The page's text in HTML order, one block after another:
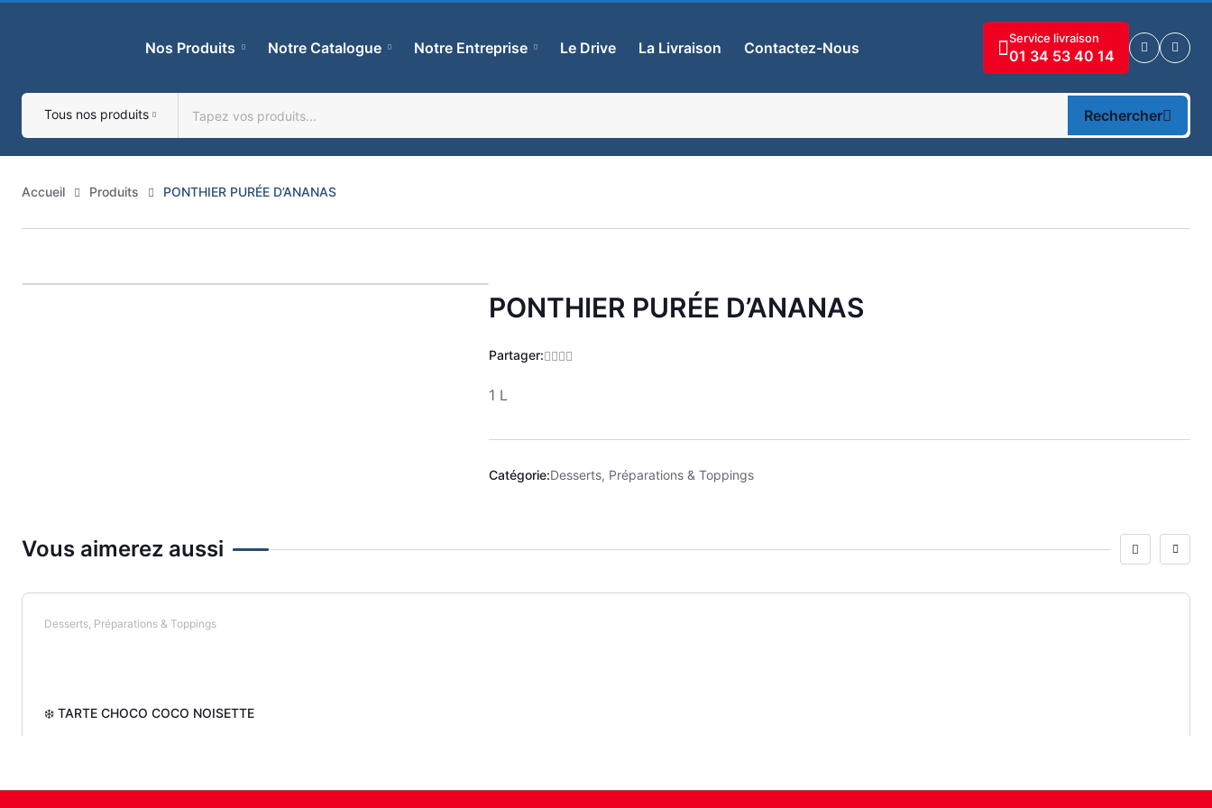
Nos Produits Notre Catalogue Notre Entreprise Le Drive La Livraison Contactez-Nous
Service livraison
01 34 53 40 14
Tous nos produits Rechercher
Accueil Produits PONTHIER PURÉE D’ANANAS
ZoomPONTHIER PURÉE D’ANANAS
Partager:
1 L
Catégorie:Desserts, Préparations & Toppings
Vous aimerez aussi
Desserts, Préparations & Toppings
❄️ TARTE CHOCO COCO NOISETTE